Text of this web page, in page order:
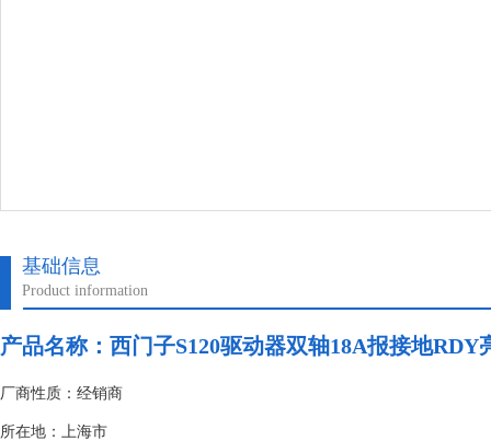
基础信息
Product information
产品名称： 西门子S120驱动器双轴18A报接地RDY
厂商性质：经销商
所在地：上海市